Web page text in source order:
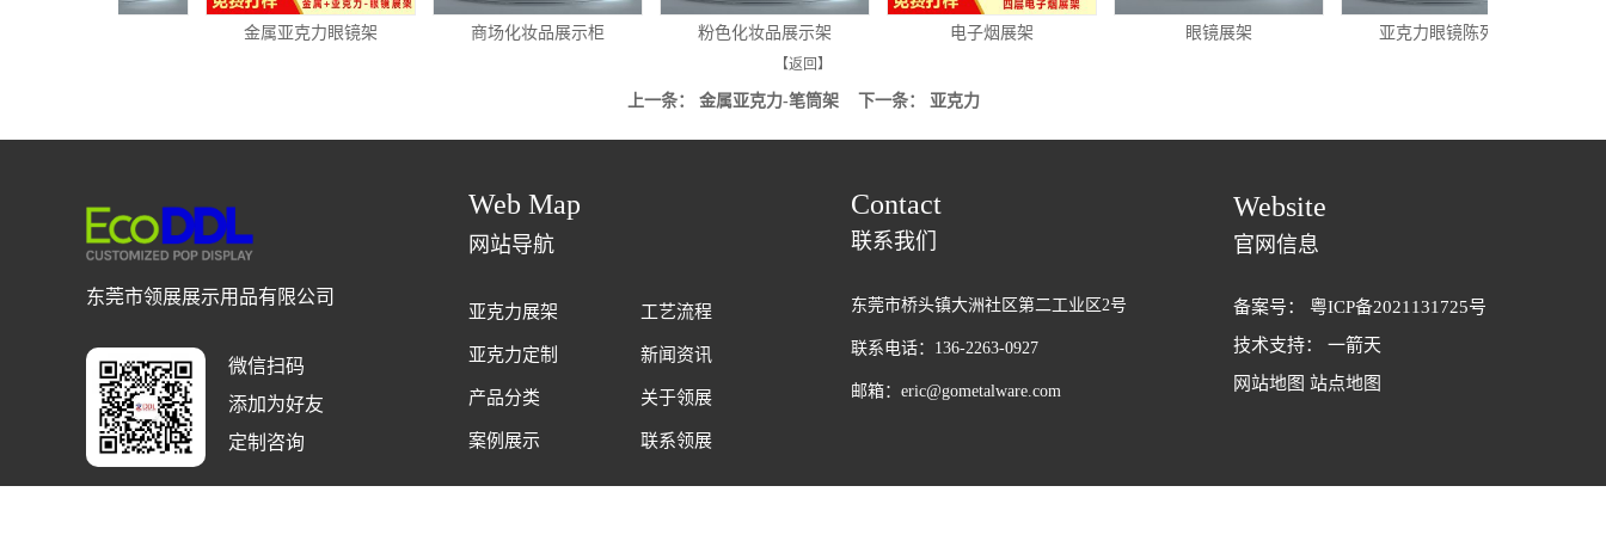
金属亚克力眼镜架 商场化妆品展示柜 粉色化妆品展示架 电子烟展架 眼镜展架 亚克力眼镜陈列架
【返回】
上一条： 金属亚克力-笔筒架下一条： 亚克力
东莞市领展展示用品有限公司
微信扫码
添加为好友
定制咨询
Web Map
网站导航
亚克力展架
亚克力定制
产品分类
案例展示
工艺流程
新闻资讯
关于领展
联系领展
Contact
联系我们
东莞市桥头镇大洲社区第二工业区2号
联系电话：136-2263-0927
邮箱：eric@gometalware.com
Website
官网信息
备案号： 粤ICP备2021131725号
技术支持： 一箭天
网站地图 站点地图